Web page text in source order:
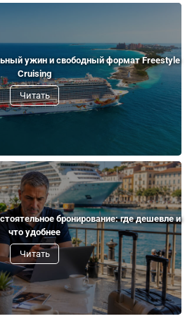
ужин и свободный формат Freestyle
Cruising
Читать
бронирование: где дешевле и
что удобнее
Читать